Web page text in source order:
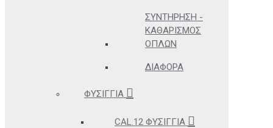
ΣΥΝΤΉΡΗΣΗ -
ΚΑΘΑΡΙΣΜΌΣ
ΌΠΛΩΝ
ΔΙΆΦΟΡΑ
ΦΥΣΊΓΓΙΑ
CAL.12 ΦΥΣΊΓΓΙΑ